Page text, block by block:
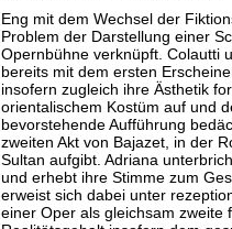
Eng mit dem Wechsel der
Problem der Darstellung einer
Opernbühne verknüpft. Colautti
bereits mit dem ersten
insofern zugleich ihre Ästhetik
orientalischem Kostüm auf und
bevorstehende Aufführung
zweiten Akt von Bajazet, in der
Sultan aufgibt. Adriana
und erhebt ihre Stimme zum
erweist sich dabei unter
einer Oper als gleichsam zweite